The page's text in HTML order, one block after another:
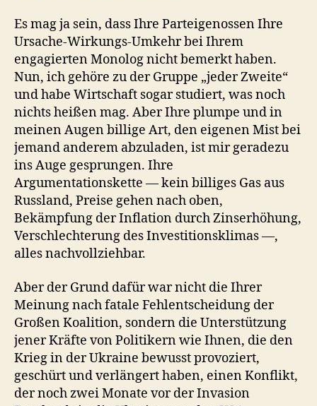
Es mag ja sein, dass Ihre Parteigenossen Ihre
Ursache-Wirkungs-Umkehr bei Ihrem
engagierten Monolog nicht bemerkt haben.
Nun, ich gehöre zu der Gruppe „jeder Zweite“
und habe Wirtschaft sogar studiert, was noch
nichts heißen mag. Aber Ihre plumpe und in
meinen Augen billige Art, den eigenen Mist bei
jemand anderem abzuladen, ist mir geradezu
ins Auge gesprungen. Ihre
Argumentationskette — kein billiges Gas aus
Russland, Preise gehen nach oben,
Bekämpfung der Inflation durch Zinserhöhung,
Verschlechterung des Investitionsklimas —,
alles nachvollziehbar.
Aber der Grund dafür war nicht die Ihrer
Meinung nach fatale Fehlentscheidung der
Großen Koalition, sondern die Unterstützung
jener Kräfte von Politikern wie Ihnen, die den
Krieg in der Ukraine bewusst provoziert,
geschürt und verlängert haben, einen Konflikt,
der noch zwei Monate vor der Invasion